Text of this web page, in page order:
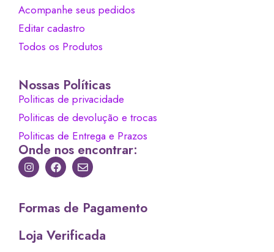
Acompanhe seus pedidos
Editar cadastro
Todos os Produtos
Nossas Políticas
Politicas de privacidade
Politicas de devolução e trocas
Politicas de Entrega e Prazos
Onde nos encontrar:
Formas de Pagamento
Loja Verificada